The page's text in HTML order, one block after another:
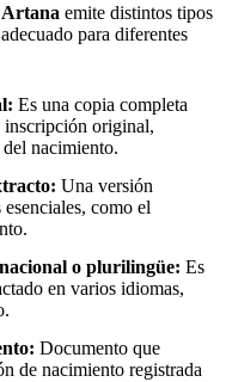
Artana emite distintos tipos
para diferentes
Es una copia completa
inscripción original,
nacimiento.
Una versión
como el
o plurilingüe: Es
en varios idiomas,
Documento que
de nacimiento registrada